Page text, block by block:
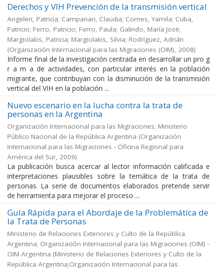
Derechos y VIH Prevención de la transmisión vertical
Angeleri, Patricia; Campanari, Claudia; Comes, Yamila; Cuba,
Patricio; Ferro, Patricio; Ferro, Paula; Galindo, María José;
Margiolakis, Patricia; Margiolakis, Silvia; Rodríguez, Adrián
(Organización Internacional para las Migraciones (OIM), 2008)
Informe final de la investigación centrada en desarrollar un pro g
r a m a de actividades, con particular interés en la población
migrante, que contribuyan con la disminución de la transmisión
vertical del VIH en la población ...
Nuevo escenario en la lucha contra la trata de
personas en la Argentina
Organización Internacional para las Migraciones; Ministerio
Público Nacional de la República Argentina (Organización
Internacional para las Migraciones - Oficina Regional para
América del Sur, 2009)
La publicación busca acercar al lector información calificada e
interpretaciones plausibles sobre la temática de la trata de
personas. La serie de documentos elaborados pretende servir
de herramienta para mejorar el proceso ...
Guía Rápida para el Abordaje de la Problemática de
la Trata de Personas
Ministerio de Relaciones Exteriores y Culto de la República
Argentina; Organización Internacional para las Migraciones (OIM) -
OIM Argentina (Ministerio de Relaciones Exteriores y Culto de la
República Argentina;Organización Internacional para las